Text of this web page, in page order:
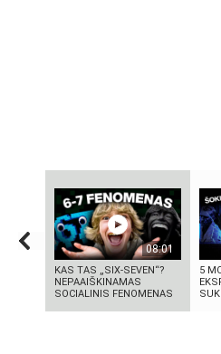
08:01
KAS TAS „SIX-SEVEN“?
NEPAAIŠKINAMAS
SOCIALINIS FENOMENAS
5